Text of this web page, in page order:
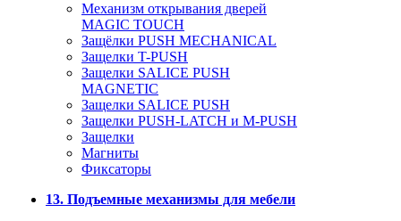
Механизм открывания дверей
MAGIC TOUCH
Защёлки PUSH MECHANICAL
Защелки T-PUSH
Защелки SALICE PUSH
MAGNETIC
Защелки SALICE PUSH
Защелки PUSH-LATCH и M-PUSH
Защелки
Магниты
Фиксаторы
13. Подъемные механизмы для мебели